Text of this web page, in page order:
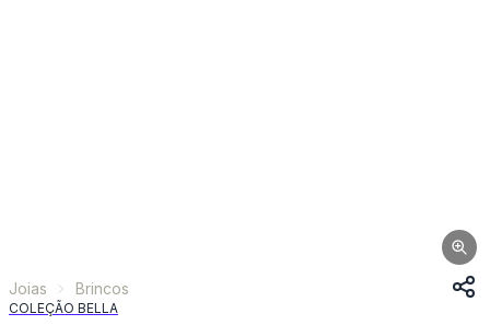
Joias Brincos
COLEÇÃO BELLA